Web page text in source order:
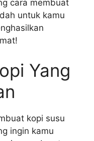
cara membuat
untuk kamu
Yang
kopi susu
ingin kamu